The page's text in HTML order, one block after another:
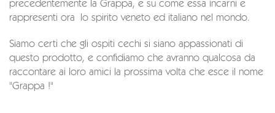
precedentemente la Grappa, e su come essa incarni e
rappresenti ora lo spirito veneto ed italiano nel mondo.
Siamo certi che gli ospiti cechi si siano appassionati di
questo prodotto, e confidiamo che avranno qualcosa da
raccontare ai loro amici la prossima volta che esce il nome
"Grappa !"